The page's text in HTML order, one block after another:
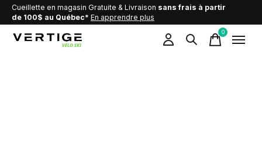
Cueillette en magasin Gratuite & Livraison sans frais à partir
de 100$ au Québec* En apprendre plus
0items